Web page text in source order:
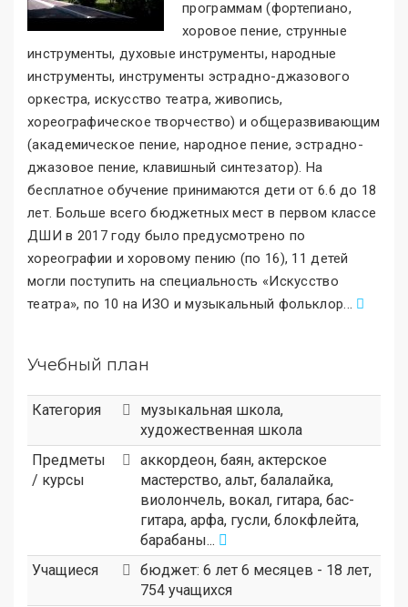
программам (фортепиано,
хоровое пение, струнные
инструменты, духовые инструменты, народные
инструменты, инструменты эстрадно-джазового
оркестра, искусство театра, живопись,
хореографическое творчество) и общеразвивающим
(академическое пение, народное пение, эстрадно-
джазовое пение, клавишный синтезатор). На
бесплатное обучение принимаются дети от 6.6 до 18
лет. Больше всего бюджетных мест в первом классе
ДШИ в 2017 году было предусмотрено по
хореографии и хоровому пению (по 16), 11 детей
могли поступить на специальность «Искусство
театра», по 10 на ИЗО и музыкальный фольклор...
Учебный план
Категория музыкальная школа,
художественная школа
Предметы
/ курсы
аккордеон, баян, актерское
мастерство, альт, балалайка,
виолончель, вокал, гитара, бас-
гитара, арфа, гусли, блокфлейта,
барабаны...
Учащиеся
бюджет: 6 лет 6 месяцев - 18 лет,
754 учащихся